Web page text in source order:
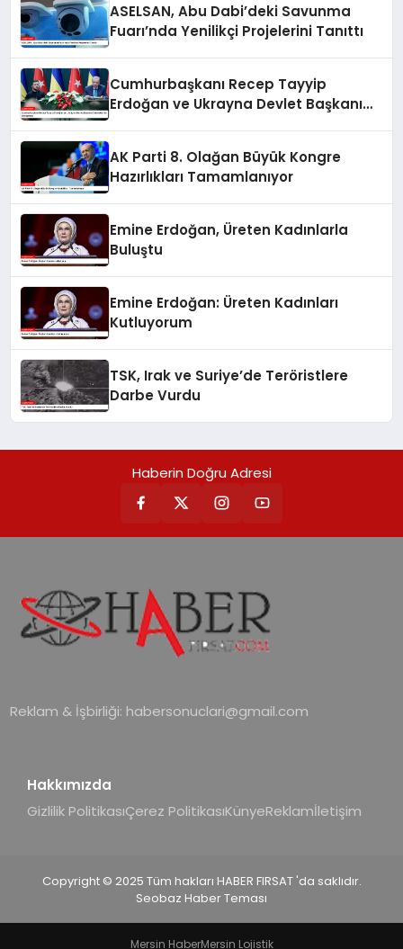
ASELSAN, Abu Dabi’deki Savunma
Fuarı’nda Yenilikçi Projelerini Tanıttı
Cumhurbaşkanı Recep Tayyip
Erdoğan ve Ukrayna Devlet Başkanı
AK Parti 8. Olağan Büyük Kongre
Hazırlıkları Tamamlanıyor
Emine Erdoğan, Üreten Kadınlarla
Buluştu
Emine Erdoğan: Üreten Kadınları
Kutluyorum
TSK, Irak ve Suriye’de Teröristlere
Darbe Vurdu
Haberin Doğru Adresi
Reklam & İşbirliği: habersonuclari@gmail.com
Hakkımızda
Gizlilik PolitikasıÇerez PolitikasıKünyeReklamİletişim
Copyright © 2025 Tüm hakları HABER FIRSAT 'da saklıdır.
Seobaz Haber Teması
Mersin HaberMersin Lojistik